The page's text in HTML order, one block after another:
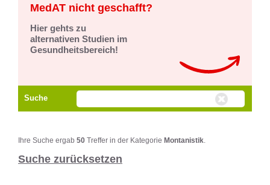
MedAT nicht geschafft?
Hier gehts zu
alternativen Studien im
Gesundheitsbereich!
Suche
Ihre Suche ergab 50 Treffer in der Kategorie Montanistik
Suche zurücksetzen